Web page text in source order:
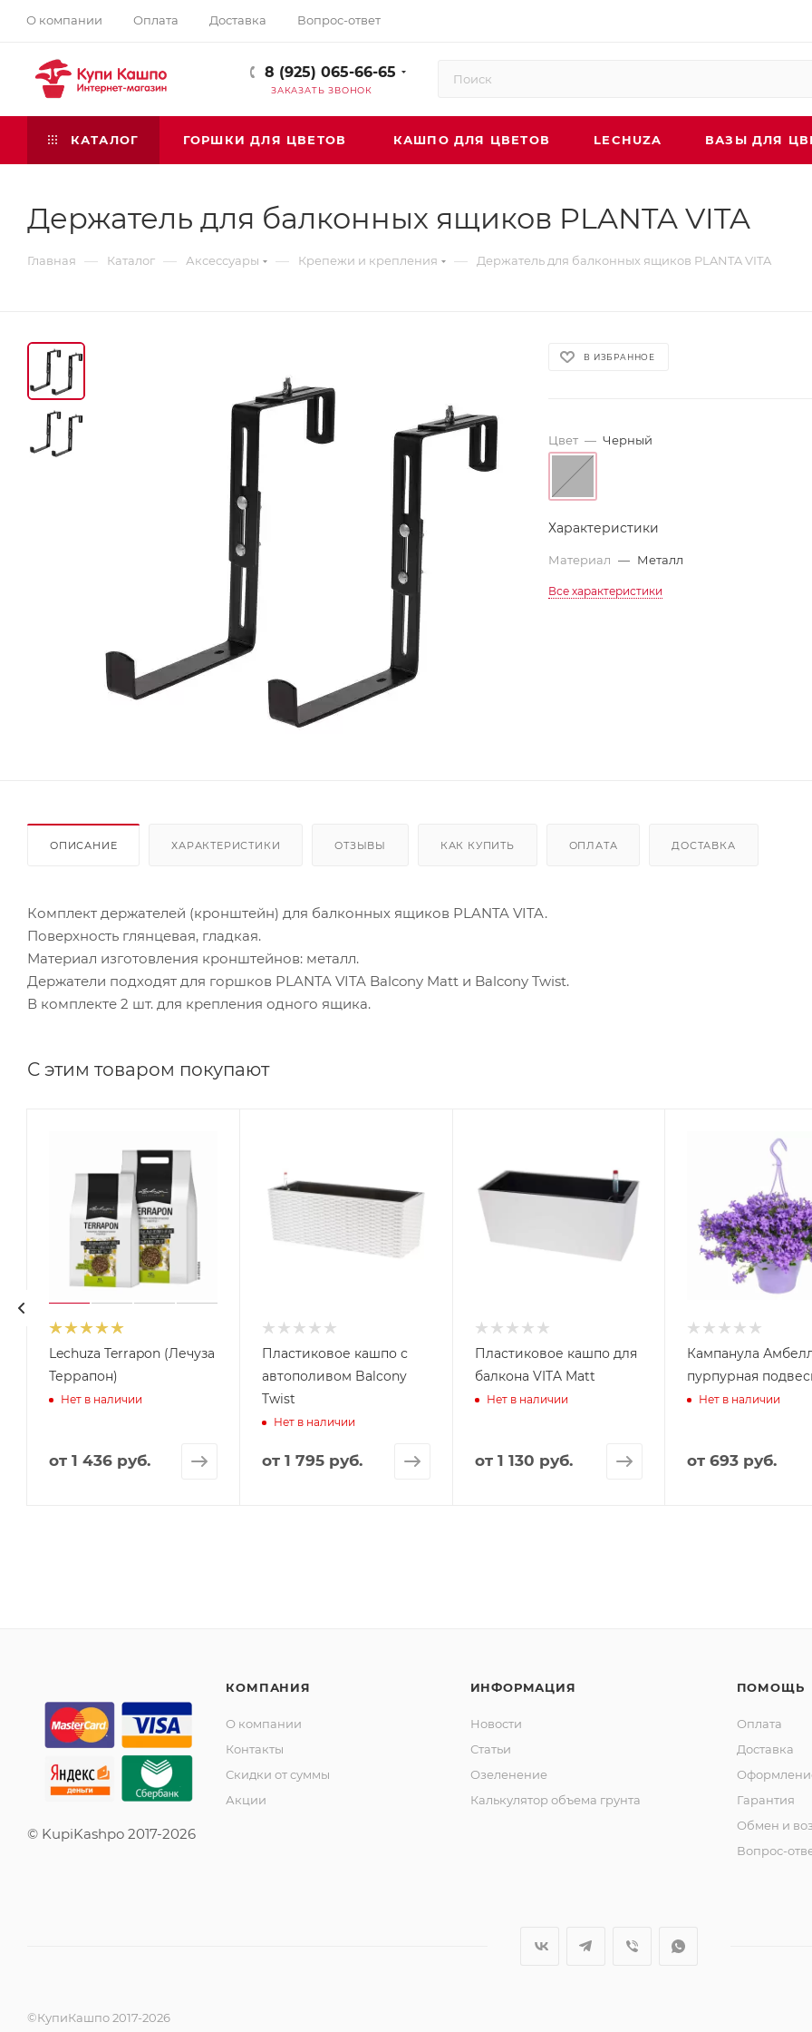
О компании Оплата Доставка Вопрос-ответ
8 (925) 065-66-65
ЗАКАЗАТЬ ЗВОНОК
КАТАЛОГ ГОРШКИ ДЛЯ ЦВЕТОВ КАШПО ДЛЯ ЦВЕТОВ LECHUZA ВАЗЫ ДЛЯ
Держатель для балконных ящиков PLANTA VITA
Главная — Каталог — Аксессуары — Крепежи и крепления — Держатель для балконных ящиков PLANTA VITA
В ИЗБРАННОЕ
Цвет — Черный
Характеристики
Материал — Металл
Все характеристики
ОПИСАНИЕ ХАРАКТЕРИСТИКИ ОТЗЫВЫ КАК КУПИТЬ ОПЛАТА ДОСТАВКА
Комплект держателей (кронштейн) для балконных ящиков PLANTA VITA.
Поверхность глянцевая, гладкая.
Материал изготовления кронштейнов: металл.
Держатели подходят для горшков PLANTA VITA Balcony Matt и Balcony Twist.
В комплекте 2 шт. для крепления одного ящика.
С этим товаром покупают
Lechuza Terrapon (Лечуза
Террапон)
Нет в наличии
от 1 436 руб.
Пластиковое кашпо с
автополивом Balcony
Twist
Нет в наличии
от 1 795 руб.
Пластиковое кашпо для
балкона VITA Matt
Нет в наличии
от 1 130 руб.
Кампанула
пурпурная
Нет в наличии
от693 руб.
© KupiKashpo 2017-2026
КОМПАНИЯ
О компании
Контакты
Скидки от суммы
Акции
ИНФОРМАЦИЯ
Новости
Статьи
Озеленение
Калькулятор объема грунта
ПОМОЩЬ
Оплата
Доставка
Гарантия
Обмен и
Вопрос-
©КупиКашпо 2017-2026